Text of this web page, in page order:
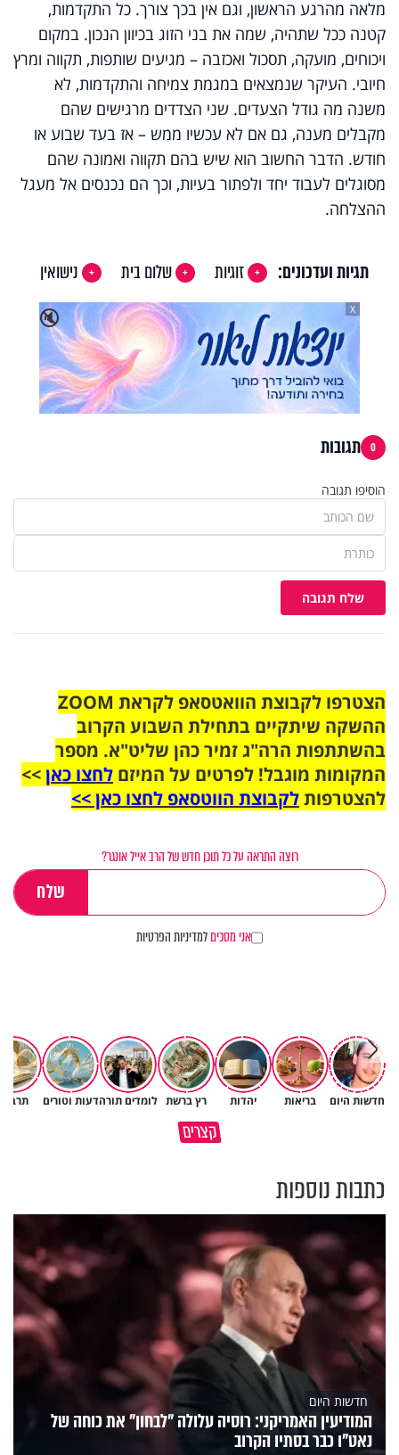
מלאה מהרגע הראשון, וגם אין בכך צורך. כל התקדמות,
קטנה ככל שתהיה, שמה את בני הזוג בכיוון הנכון. במקום
ויכוחים, מועקה, תסכול ואכזבה – מגיעים שותפות, תקווה ומרץ
חיובי. העיקר שנמצאים במגמת צמיחה והתקדמות, לא
משנה מה גודל הצעדים. שני הצדדים מרגישים שהם
מקבלים מענה, גם אם לא עכשיו ממש – אז בעד שבוע או
חודש. הדבר החשוב הוא שיש בהם תקווה ואמונה שהם
מסוגלים לעבוד יחד ולפתור בעיות, וכך הם נכנסים אל מעגל
ההצלחה.
תגיות ועדכונים: זוגיות שלום בית
נישואין
🔇
X
0 תגובות
הוסיפו תגובה
שלח תגובה
הצטרפו לקבוצת הוואטסאפ לקראת ZOOM
ההשקה שיתקיים בתחילת השבוע הקרוב
בהשתתפות הרה"ג זמיר כהן שליט"א. מספר
המקומות מוגבל! לפרטים על המיזם לחצו כאן>>
להצטרפותלקבוצת הווטסאפ לחצו כאן >>
רוצה התראה על כל תוכן חדש של הרב אייל אונגר?
אני מסכיםלמדיניות הפרטיות
חדשות היום בריאות יהדות רץ ברשת לומדים תורהדעות וטורים
קצריםמדוע האמונה נמשלה למלח?
גם ׳הרע׳ זה הרחמים של בורא
כתבות נוספות
חדשות היום
המודיעין האמריקני: רוסיה עלולה "לבחון" את כוחה של
נאט"ו כבר בסתיו הקרוב